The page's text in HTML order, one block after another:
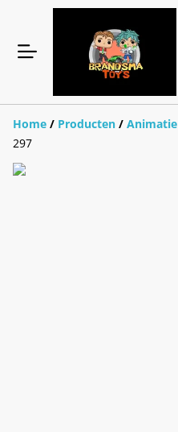
Home / Producten / Animatie
297